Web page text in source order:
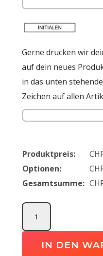
Gerne drucken wir
auf dein neues
in das unten
Zeichen auf allen
Produktpreis:
Optionen:
Gesamtsumme:
Score
IN DEN